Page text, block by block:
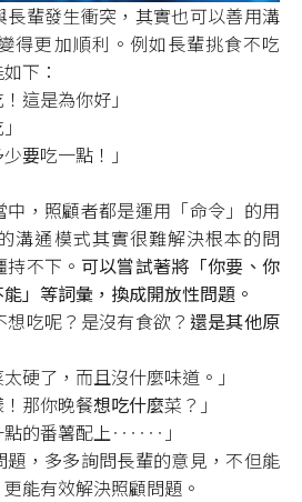
輩發生衝突，其實也可以善用溝
得更加順利。例如長輩挑食不吃
下：
這是為你好」
少要吃一點！」
，照顧者都是運用「命令」的用
溝通模式其實很難解決根本的問
不下。 可以嘗試著將「你要、你
」等詞彙，換成開放性問題。
想吃呢？是沒有食欲？ 還是其他原
硬了，而且沒什麼味道。」
那你晚餐想吃什麼菜？」
點的番薯配上‥‥‥」
，多多詢問長輩的意見，不但能
能有效解決照顧問題。